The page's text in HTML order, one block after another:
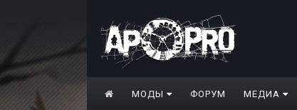
МОДЫ ФОРУМ МЕДИА